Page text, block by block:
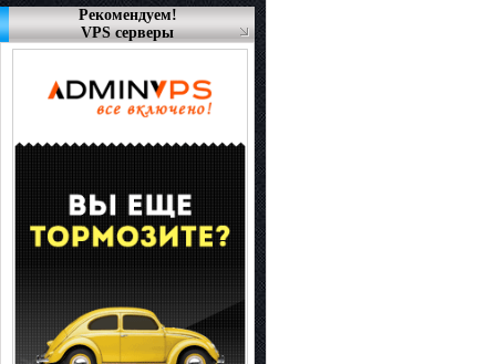
Рекомендуем!
VPS серверы